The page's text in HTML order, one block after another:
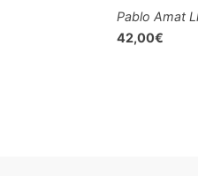
Pablo Amat
42,00€